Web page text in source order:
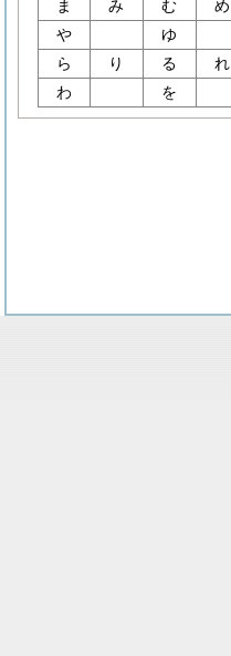
ま
み む め
や
ゆ
ら
り る れ
わ
を